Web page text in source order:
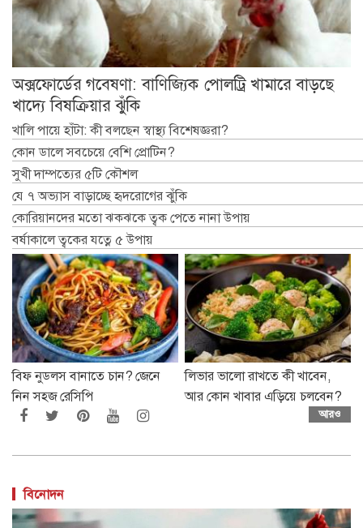
অক্সফোর্ডের গবেষণা: বাণিজ্যিক পোলট্রি খামারে বাড়ছে
খাদ্যে বিষক্রিয়ার ঝুঁকি
খালি পায়ে হাঁটা: কী বলছেন স্বাস্থ্য বিশেষজ্ঞরা?
কোন ডালে সবচেয়ে বেশি প্রোটিন?
সুখী দাম্পত্যের ৫টি কৌশল
যে ৭ অভ্যাস বাড়াচ্ছে হৃদরোগের ঝুঁকি
কোরিয়ানদের মতো ঝকঝকে ত্বক পেতে নানা উপায়
বর্ষাকালে ত্বকের যত্নে ৫ উপায়
বিফ নুডলস বানাতে চান? জেনে
নিন সহজ রেসিপি
লিভার ভালো রাখতে কী খাবেন,
আর কোন খাবার এড়িয়ে চলবেন?
আরও
বিনোদন